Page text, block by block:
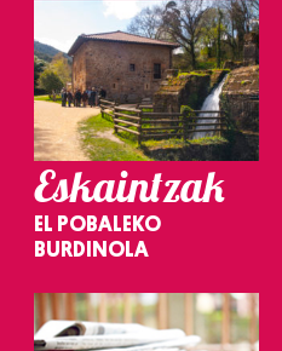
Eskaintzak
EL POBALEKO
BURDINOLA